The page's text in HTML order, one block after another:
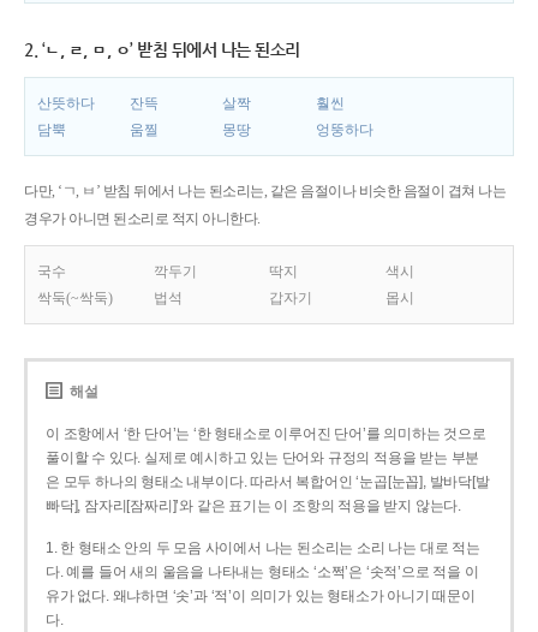
2. ‘ㄴ, ㄹ, ㅁ, ㅇ’ 받침 뒤에서 나는 된소리
산뜻하다 잔뜩 살짝
훨씬
담뿍
움찔 몽땅 엉뚱하다
다만, ‘ㄱ, ㅂ’ 받침 뒤에서 나는 된소리는, 같은 음절이나 비슷한 음절이 겹쳐 나는
경우가 아니면 된소리로 적지 아니한다.
국수 깍두기 딱지
색시
싹둑(~싹둑)
법석 갑자기 몹시
해설
이 조항에서 ‘한 단어’는 ‘한 형태소로 이루어진 단어’를 의미하는 것으로
풀이할 수 있다. 실제로 예시하고 있는 단어와 규정의 적용을 받는 부분
은 모두 하나의 형태소 내부이다. 따라서 복합어인 ‘눈곱[눈꼽], 발바닥[발
빠닥], 잠자리[잠짜리]’와 같은 표기는 이 조항의 적용을 받지 않는다.
1. 한 형태소 안의 두 모음 사이에서 나는 된소리는 소리 나는 대로 적는
다. 예를 들어 새의 울음을 나타내는 형태소 ‘소쩍’은 ‘솟적’으로 적을 이
유가 없다. 왜냐하면 ‘솟’과 ‘적’이 의미가 있는 형태소가 아니기 때문이
다.